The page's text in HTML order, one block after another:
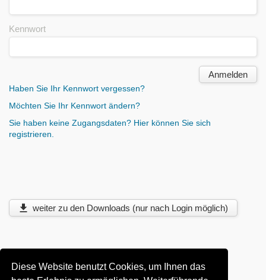
Diese Website benutzt Cookies, um Ihnen das
Kennwort
Haben Sie Ihr Kennwort vergessen?
Möchten Sie Ihr Kennwort ändern?
Sie haben keine Zugangsdaten? Hier können Sie sich
registrieren.
weiter zu den Downloads (nur nach Login möglich)